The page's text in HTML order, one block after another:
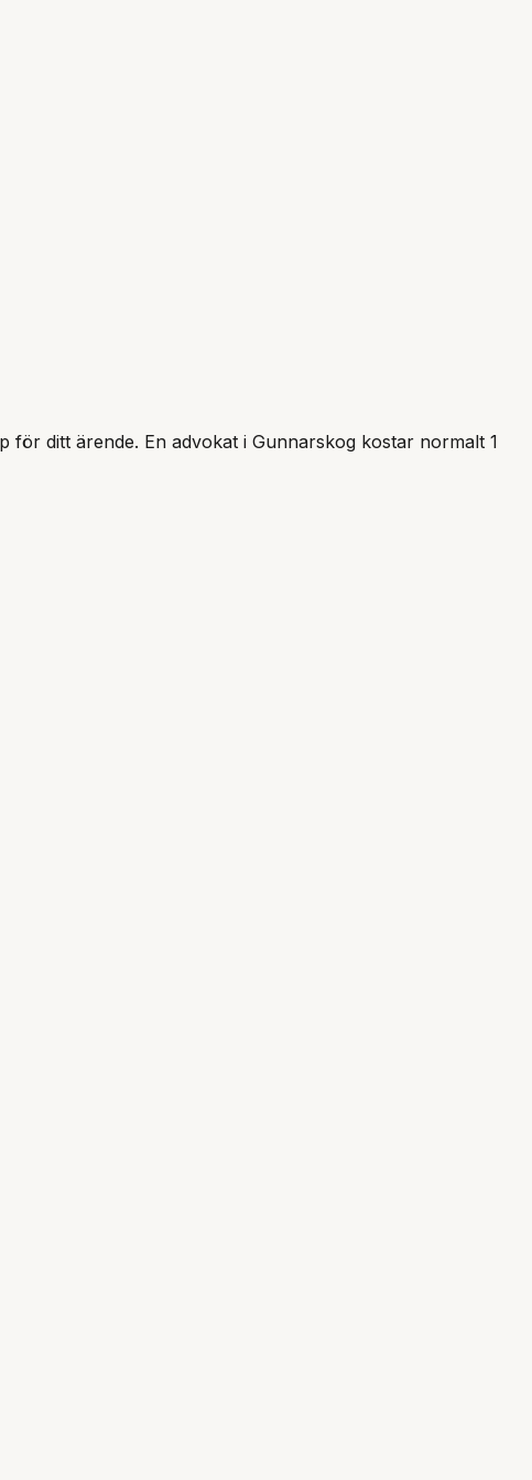
för ditt ärende. En advokat i Gunnarskog kostar normalt 1